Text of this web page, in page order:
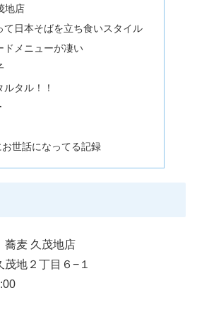
地店
て日本そばを立ち食いスタイル
ドメニューが凄い
タル！！
世話になってる記録
蕎麦 久茂地店
地２丁目６−１